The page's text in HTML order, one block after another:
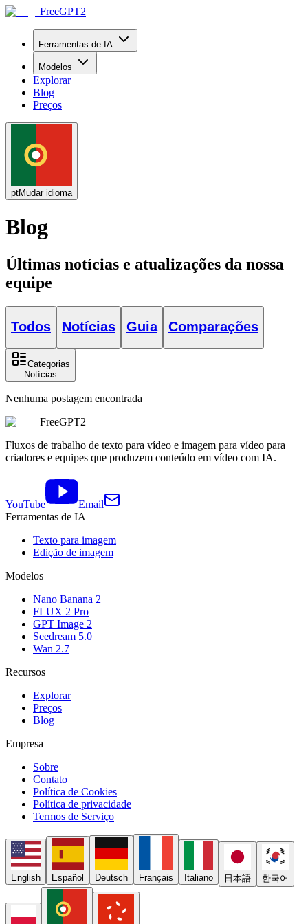
FreeGPT2
Ferramentas de IA
Modelos
Explorar
Blog
Preços
ptMudar idioma
Blog
Últimas notícias e atualizações da nossa
equipe
Todos Notícias Guia Comparações
Categorias
Notícias
Nenhuma postagem encontrada
FreeGPT2
Fluxos de trabalho de texto para vídeo e imagem para vídeo para
criadores e equipes que produzem conteúdo em vídeo com IA.
YouTube
Email
Ferramentas de IA
Texto para imagem
Edição de imagem
Modelos
Nano Banana 2
FLUX 2 Pro
GPT Image 2
Seedream 5.0
Wan 2.7
Recursos
Explorar
Preços
Blog
Empresa
Sobre
Contato
Política de Cookies
Política de privacidade
Termos de Serviço
English Español Deutsch Français Italiano 日本語 한국어